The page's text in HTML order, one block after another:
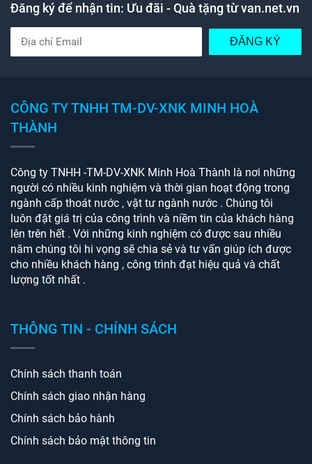
Đăng ký để nhận tin: Ưu đãi - Quà tặng từ van.net.vn
ĐĂNG KÝ
CÔNG TY TNHH TM-DV-XNK MINH HOÀ
THÀNH
Công ty TNHH -TM-DV-XNK Minh Hoà Thành là nơi những
người có nhiều kinh nghiệm và thời gian hoạt động trong
ngành cấp thoát nước , vật tư ngành nước . Chúng tôi
luôn đặt giá trị của công trình và niềm tin của khách hàng
lên trên hết . Với những kinh nghiệm có được sau nhiều
năm chúng tôi hi vọng sẽ chia sẻ và tư vấn giúp ích được
cho nhiều khách hàng , công trình đạt hiệu quả và chất
lượng tốt nhất .
THÔNG TIN - CHÍNH SÁCH
Chính sách thanh toán
Chính sách giao nhận hàng
Chính sách bảo hành
Chính sách bảo mật thông tin